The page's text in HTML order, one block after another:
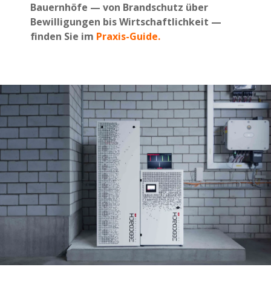
Bauernhöfe — von Brandschutz über
Bewilligungen bis Wirtschaftlichkeit —
finden Sie im Praxis-Guide.